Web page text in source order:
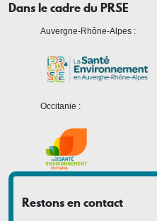
Dans le cadre du PRSE
Auvergne-Rhône-Alpes :
Occitanie :
Restons en contact